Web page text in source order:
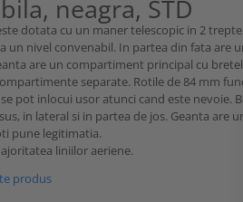
neagra, STD
dotata cu un maner telescopic in 2
un nivel convenabil. In partea din fata are
are un compartiment principal cu
separate. Rotile de 84 mm
pot inlocui usor atunci cand este nevoie.
in lateral si in partea de jos. Geanta are
pune legitimatia.
liniilor aeriene.
produs